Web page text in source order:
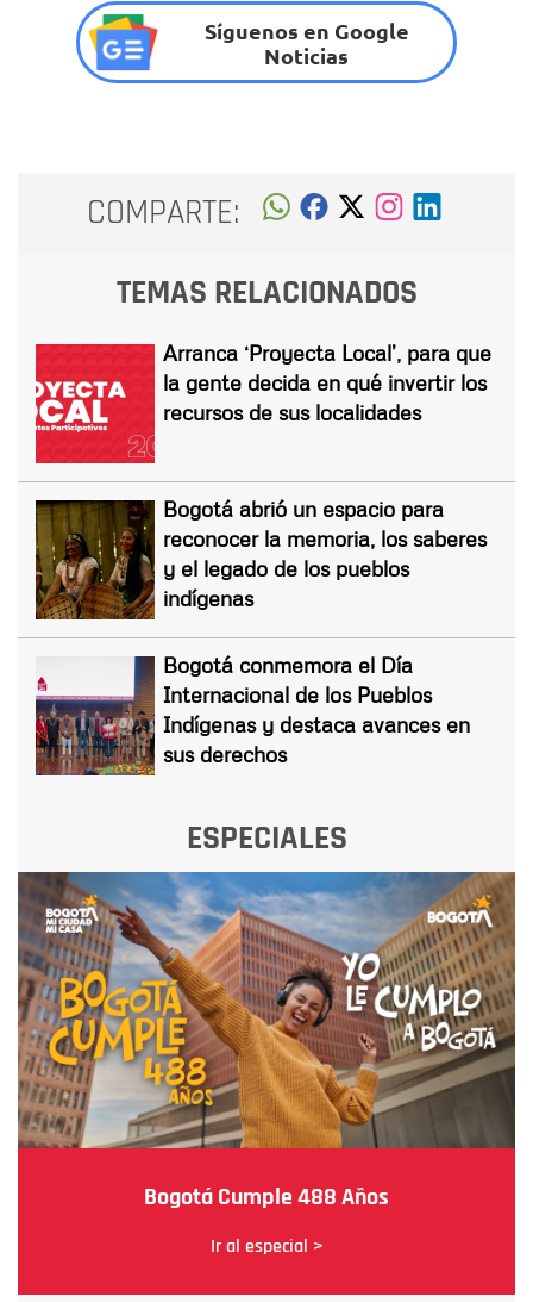
Síguenos en Google
Noticias
COMPARTE:
TEMAS RELACIONADOS
Arranca ‘Proyecta Local’, para que
la gente decida en qué invertir los
recursos de sus localidades
Bogotá abrió un espacio para
reconocer la memoria, los saberes
y el legado de los pueblos
indígenas
Bogotá conmemora el Día
Internacional de los Pueblos
Indígenas y destaca avances en
sus derechos
ESPECIALES
Bogotá Cumple 488 Años
Ir al especial >